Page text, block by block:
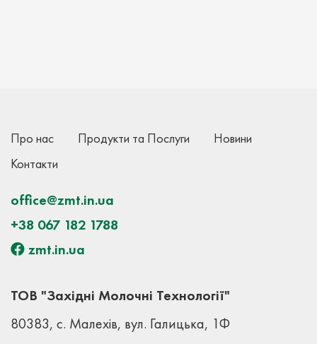
Про нас Продукти та Послуги
Новини
Контакти
office@zmt.in.ua
+38 067 182 1788
zmt.in.ua
ТОВ "Західні Молочні Технології"
80383, с. Малехів, вул. Галицька, 1Ф